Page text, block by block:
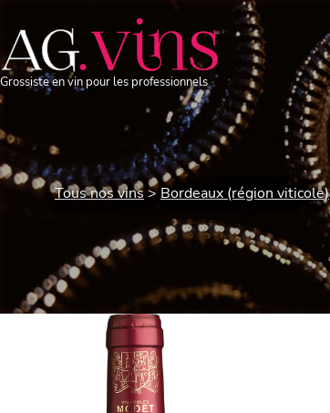
Grossiste en vin pour les professionnels
Tous nos vins Bordeaux (région viticole)